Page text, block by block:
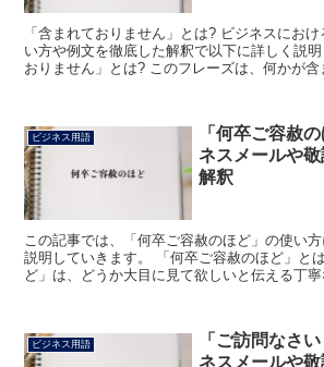
「含まれておりません」とは? ビジネスにお
い方や例文を徹底した解釈で以下に詳しく説
おりません」とは? このフレーズは、何かが含
ビジネス用語
「何卒ご容赦
ネスメールや
解釈
この記事では、「何卒ご容赦のほど」の使い
説明していきます。 「何卒ご容赦のほど」と
ど」は、どうか大目に見て欲しいと伝える丁
ビジネス用語
「ご訪問なさ
ネスメールや